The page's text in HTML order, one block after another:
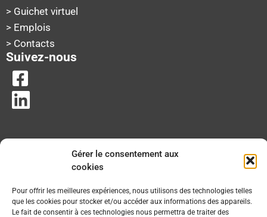
Gérer le consentement aux
cookies
Pour offrir les meilleures expériences, nous utilisons des technologies telles
que les cookies pour stocker et/ou accéder aux informations des appareils.
Le fait de consentir à ces technologies nous permettra de traiter des
> Guichet virtuel
> Emplois
> Contacts
Suivez-nous